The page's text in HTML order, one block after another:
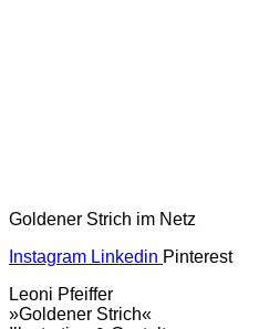
Goldener Strich im Netz
Instagram Linkedin Pinterest
Leoni Pfeiffer
»Goldener Strich«